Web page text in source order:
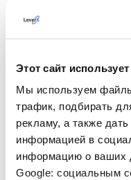
Этот сайт
Мы используем
трафик, подбирать
рекламу, а также
информацией в
информацию о ваших
Google: социальным
Масштабируемая
понятный SAP.